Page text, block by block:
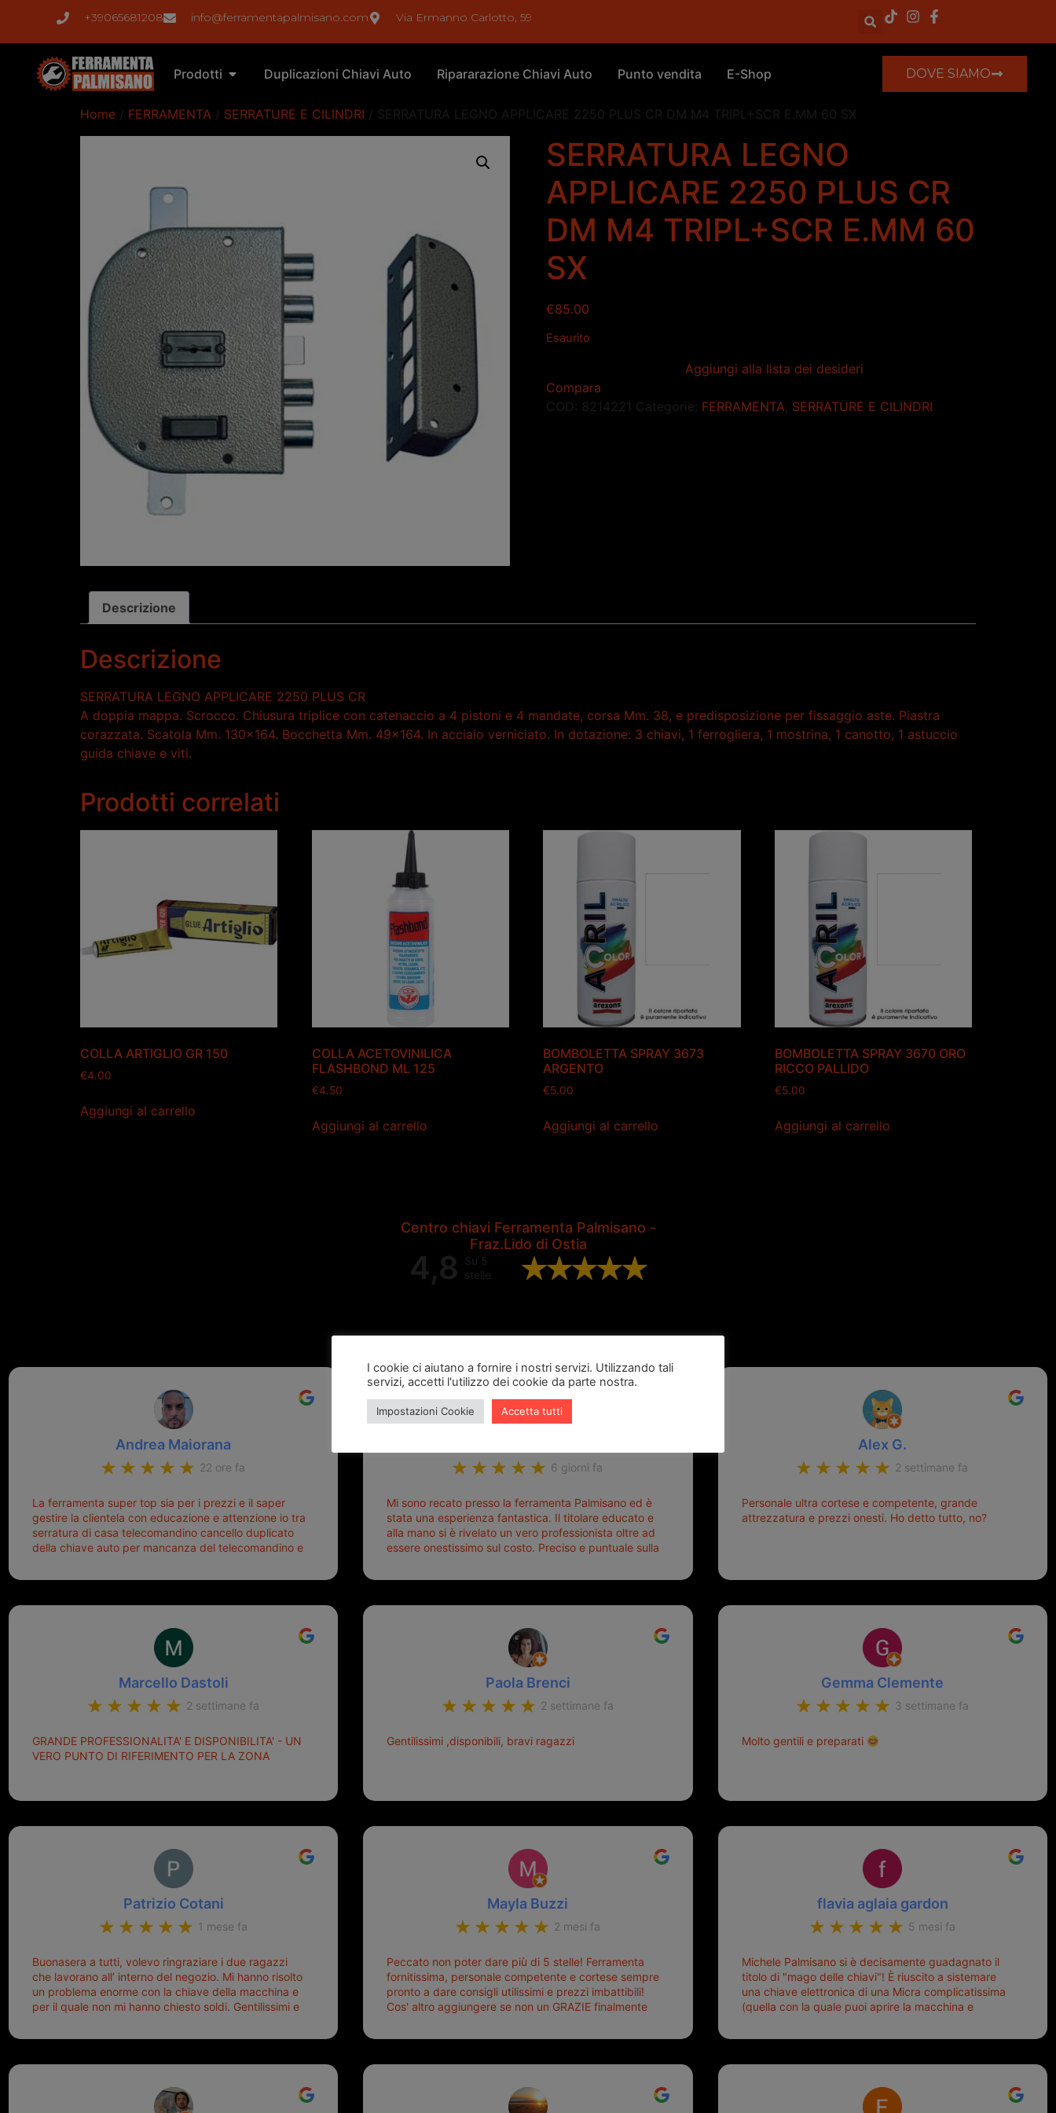
+39065681208 info@ferramentapalmisano.com Via Ermanno Carlotto, 59
Prodotti Duplicazioni Chiavi Auto Ripararazione Chiavi Auto Punto vendita E-Shop DOVE SIAMO
Home / FERRAMENTA / SERRATURE E CILINDRI / SERRATURA LEGNO APPLICARE 2250 PLUS CR DM M4 TRIPL+SCR E.MM 60 SX
SERRATURA LEGNO
APPLICARE 2250 PLUS CR
DM M4 TRIPL+SCR E.MM 60
SX
€85.00
Esaurito
Aggiungi alla lista dei desideri
Compara
COD: 8214221 Categorie: FERRAMENTA SERRATURE E CILINDRI
Descrizione
Descrizione
SERRATURA LEGNO APPLICARE 2250 PLUS CR
A doppia mappa. Scrocco. Chiusura triplice con catenaccio a 4 pistoni e 4 mandate, corsa Mm. 38, e predisposizione per fissaggio aste. Piastra
corazzata. Scatola Mm. 130×164. Bocchetta Mm. 49×164. In acciaio verniciato. In dotazione: 3 chiavi, 1 ferrogliera, 1 mostrina, 1 canotto, 1 astuccio
guida chiave e viti.
Prodotti correlati
COLLA ARTIGLIO GR 150
€4.00
Aggiungi al carrello
COLLA ACETOVINILICA
FLASHBOND ML 125
€4.50
Aggiungi al carrello
BOMBOLETTA SPRAY 3673
ARGENTO
€5.00
Aggiungi al carrello
BOMBOLETTA SPRAY 3670 ORO
RICCO PALLIDO
€5.00
Aggiungi al carrello
Centro chiavi Ferramenta Palmisano -
Fraz.Lido di Ostia
4,8
Su 5
stelle
Andrea Maiorana
22 ore fa
La ferramenta super top sia per i prezzi e il saper
gestire la clientela con educazione e attenzione io tra
serratura di casa telecomandino cancello duplicato
della chiave auto per mancanza del telecomandino e
meglio ferramenta de ostia e poi il prorietario il signor
6 giorni fa
Mi sono recato presso la ferramenta Palmisano ed è
stata una esperienza fantastica. Il titolare educato e
alla mano si è rivelato un vero professionista oltre ad
essere onestissimo sul costo. Preciso e puntuale sulla
Alex G.
2 settimane fa
Personale ultra cortese e competente, grande
attrezzatura e prezzi onesti. Ho detto tutto, no?
Marcello Dastoli
2 settimane fa
GRANDE PROFESSIONALITA' E DISPONIBILITA' - UN
VERO PUNTO DI RIFERIMENTO PER LA ZONA
Paola Brenci
2 settimane fa
Gentilissimi ,disponibili, bravi ragazzi
Gemma Clemente
3 settimane fa
Molto gentili e preparati
Patrizio Cotani
1 mese fa
Buonasera a tutti, volevo ringraziare i due ragazzi
che lavorano all’ interno del negozio. Mi hanno risolto
un problema enorme con la chiave della macchina e
per il quale non mi hanno chiesto soldi. Gentilissimi e
Sicuramente tornerò qui per qualsiasi altro problema.
Mayla Buzzi
2 mesi fa
Peccato non poter dare più di 5 stelle! Ferramenta
fornitissima, personale competente e cortese sempre
pronto a dare consigli utilissimi e prezzi imbattibili!
Cos' altro aggiungere se non un GRAZIE finalmente
siete il mio riferimento. Ah dimenticavo...da loro sono
trove! Top top top!!!
flavia aglaia gardon
5 mesi fa
Michele Palmisano si è decisamente guadagnato il
titolo di "mago delle chiavi"! È riuscito a sistemare
una chiave elettronica di una Micra complicatissima
(quella con la quale puoi aprire la macchina e
borsa!) che era pronta per la pattumiera... Avevo
pietose, si era perso il coperchietto, la chiave era
bisognava stare attenti che non ti staccasse la
I cookie ci aiutano a fornire i nostri servizi. Utilizzando tali
servizi, accetti l'utilizzo dei cookie da parte nostra.
Impostazioni Cookie Accetta tutti